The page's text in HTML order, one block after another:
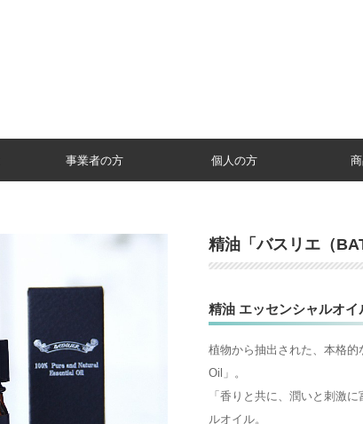
事業者の方 個人の方
精油「バスリエ（
精油 エッセンシャルオ
植物から抽出された、本格
Oil」。
「香りと共に、潤いと刺激
ルオイル。